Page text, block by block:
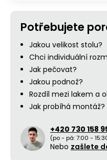
Potřebujete
Jakou velikost stolu?
Chci individuální
Jak pečovat?
Jakou podnož?
Rozdíl mezi lakem a
Jak probíhá montáž?
+420 730 158
(po - pá: 7:00 -
Nebo zašlete